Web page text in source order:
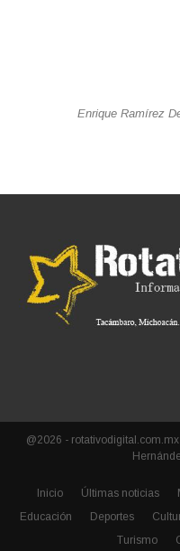
Enrique Ramírez
@2026 -
Inicio Últimas noticias
Educación
Deportes
Turismo